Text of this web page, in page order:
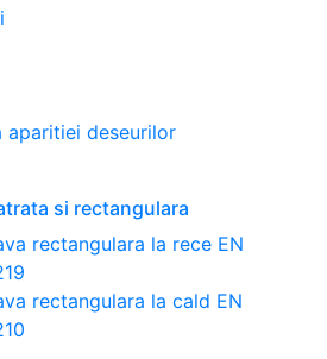
aparitiei deseurilor
si rectangulara
rectangulara la rece EN
rectangulara la cald EN